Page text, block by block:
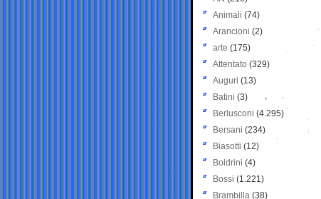
Animali (74)
Arancioni (2)
arte (175)
Attentato (329)
Auguri (13)
Batini (3)
Berlusconi (4.295)
Bersani (234)
Biasotti (12)
Boldrini (4)
Bossi (1.221)
Brambilla (38)